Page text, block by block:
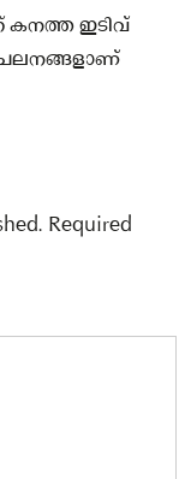
കനത്ത ഇടിവ്
ചലനങ്ങളാണ്
Required